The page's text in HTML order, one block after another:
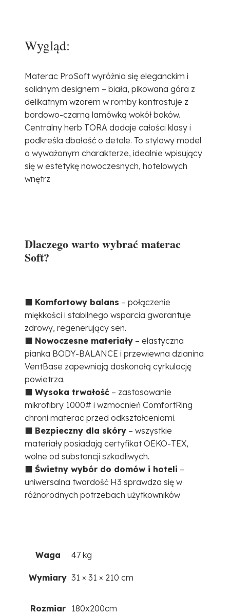
Wygląd:
Materac ProSoft wyróżnia się eleganckim i
solidnym designem – biała, pikowana góra z
delikatnym wzorem w romby kontrastuje z
bordowo-czarną lamówką wokół boków.
Centralny herb TORA dodaje całości klasy i
podkreśla dbałość o detale. To stylowy model
o wyważonym charakterze, idealnie wpisujący
się w estetykę nowoczesnych, hotelowych
wnętrz
Dlaczego warto wybrać materac
Soft?
⬛ Komfortowy balans – połączenie
miękkości i stabilnego wsparcia gwarantuje
zdrowy, regenerujący sen.
⬛ Nowoczesne materiały – elastyczna
pianka BODY-BALANCE i przewiewna dzianina
VentBase zapewniają doskonałą cyrkulację
powietrza.
⬛ Wysoka trwałość – zastosowanie
mikrofibry 1000# i wzmocnień ComfortRing
chroni materac przed odkształceniami.
⬛ Bezpieczny dla skóry – wszystkie
materiały posiadają certyfikat OEKO-TEX,
wolne od substancji szkodliwych.
⬛ Świetny wybór do domów i hoteli –
uniwersalna twardość H3 sprawdza się w
różnorodnych potrzebach użytkowników
Waga 47 kg
Wymiary 31 × 31 × 210 cm
Rozmiar 180x200cm